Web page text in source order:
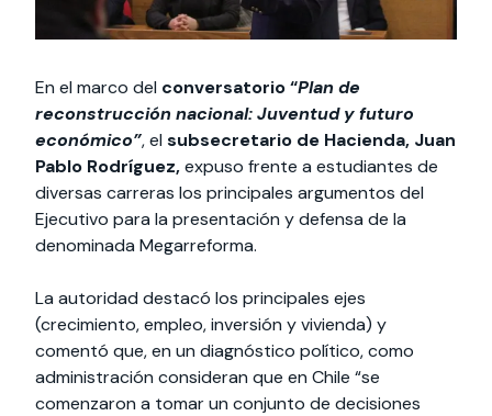
En el marco del conversatorio “Plan de
reconstrucción nacional: Juventud y futuro
económico”, el subsecretario de Hacienda, Juan
Pablo Rodríguez,expuso frente a estudiantes de
diversas carreras los principales argumentos del
Ejecutivo para la presentación y defensa de la
denominada Megarreforma.
La autoridad destacó los principales ejes
(crecimiento, empleo, inversión y vivienda) y
comentó que, en un diagnóstico político, como
administración consideran que en Chile “se
comenzaron a tomar un conjunto de decisiones